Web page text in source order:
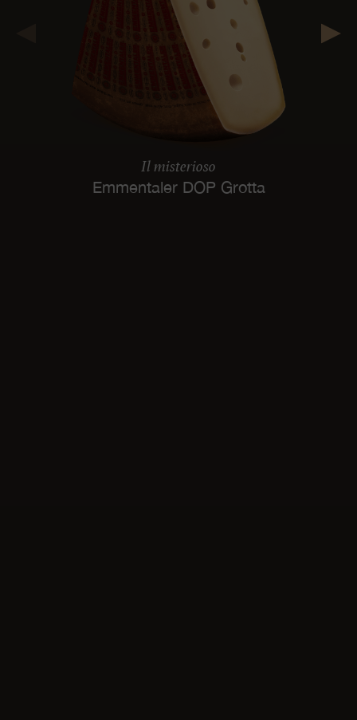
Il misterioso
Emmentaler DOP Grotta